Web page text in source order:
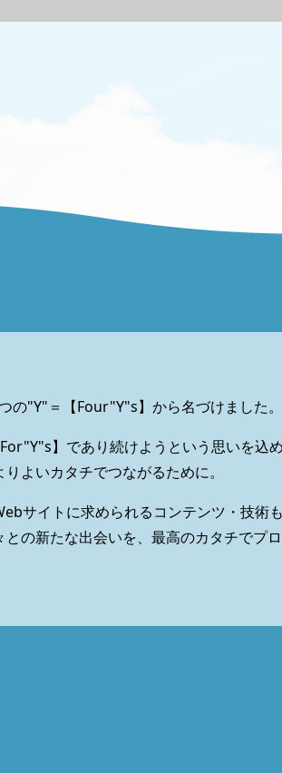
"Y"＝【Four"Y"s】から名づけました。
】であり続けようという思いを込め
よいカタチでつながるために。
サイトに求められるコンテンツ・技術
の新たな出会いを、最高のカタチでプロ